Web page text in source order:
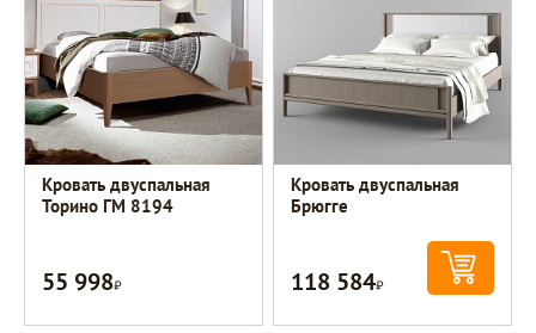
Кровать двуспальная
Торино ГМ 8194
55 998Р
Кровать двуспальная
Брюгге
118 584Р